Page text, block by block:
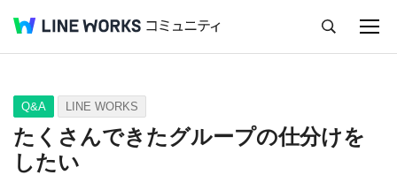
Q&A Tips Ideas
Q&A LINE WORKS
たくさんできたグループの仕分けを
したい